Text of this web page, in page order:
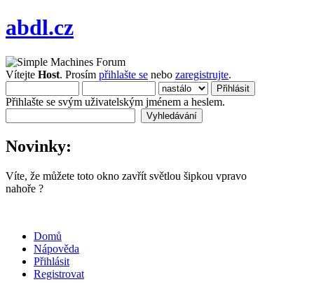
abdl.cz
Vítejte Host. Prosím přihlašte se nebo zaregistrujte.
Přihlašte se svým uživatelským jménem a heslem.
Novinky:
Víte, že můžete toto okno zavřít světlou šipkou vpravo
nahoře ?
Domů
Nápověda
Přihlásit
Registrovat